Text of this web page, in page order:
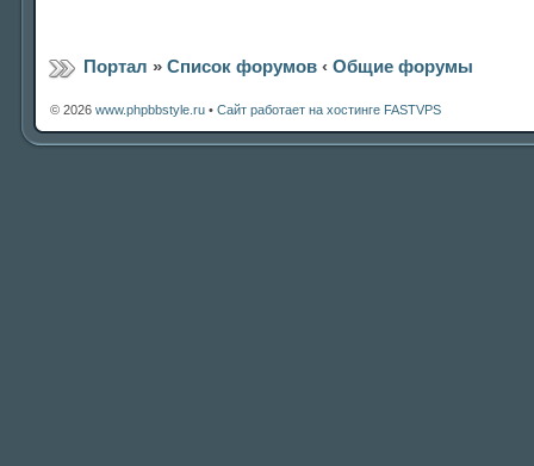
Портал »Список форумов ‹Общие форумы
© 2026 www.phpbbstyle.ru • Сайт работает на хостинге FASTVPS